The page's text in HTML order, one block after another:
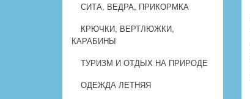
СИТА, ВЕДРА, ПРИКОРМКА
КРЮЧКИ, ВЕРТЛЮЖКИ,
КАРАБИНЫ
ТУРИЗМ И ОТДЫХ НА ПРИРОДЕ
ОДЕЖДА ЛЕТНЯЯ